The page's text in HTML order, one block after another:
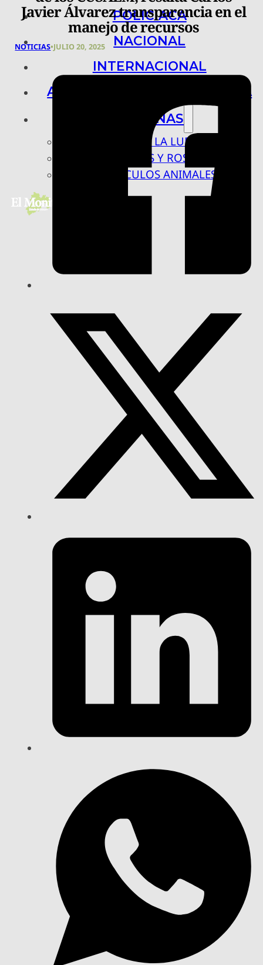
POLICIACA
NACIONAL
INTERNACIONAL
ARTE, CIENCIA Y TECNOLOGÍA
COLUMNAS
BAJO LA LUPA
RASTROS Y ROSTROS
VÍNCULOS ANIMALES
Javier Álvarez transparencia en el
manejo de recursos
NOTICIAS•JULIO 20, 2025